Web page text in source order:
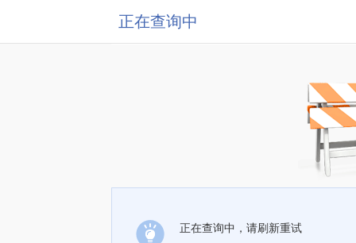
正在查询中
正在查询中，请刷新重试